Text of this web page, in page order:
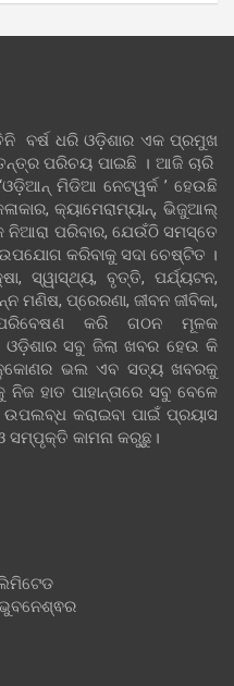
ବର୍ଷ ଧରି ଓଡ଼ିଶାର ଏକ ପ୍ରମୁଖ
ପରିଚୟ ପାଇଛି । ଆଜି ଚାରି
ମିଡିଆ ନେଟୱର୍କ ’ ହେଉଛି
କ୍ୟାମେରାମ୍ୟାନ୍, ଭିଜୁଆଲ୍
ପରିବାର, ଯେଉଁଠି ସମସ୍ତେ
କରିବାକୁ ସଦା ଚେଷ୍ଟିତ ।
ସ୍ୱାସ୍ଥ୍ୟ, ବୃତ୍ତି, ପର୍ଯ୍ୟଟନ,
ମଣିଷ, ପ୍ରେରଣା, ଜୀବନ ଜୀବିକା,
ପରିବେଷଣ କରି ଗଠନ ମୂଳକ
ଓଡ଼ିଶାର ସବୁ ଜିଲା ଖବର ହେଉ କି
ଭଲ ଏବ ସତ୍ୟ ଖବରକୁ
ହାତ ପାହାନ୍ତାରେ ସବୁ ବେଳେ
କରାଇବା ପାଇଁ ପ୍ରୟାସ
କାମନା କରୁଛୁ।
ଭୁବନେଶ୍ଵର